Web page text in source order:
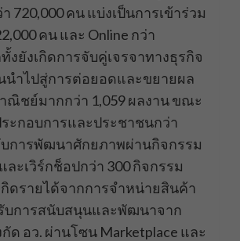
720,000 คน แบ่งเป็นการเข้าร่วม
คน และ Online กว่า
งยังเกิดการจับคู่เจรจาทางธุรกิจ
นนำไปสู่การต่อยอดและขยายผล
ณิชย์มากกว่า 1,059 ผลงาน ขณะ
ะกอบการและประชาชนกว่า
บการพัฒนาศักยภาพผ่านกิจกรรม
ละเวิร์กช็อปกว่า 300 กิจกรรม
ดรายได้จากการจำหน่ายสินค้า
บการสนับสนุนและพัฒนาจาก
ด อว. ผ่านโซน Marketplace และ